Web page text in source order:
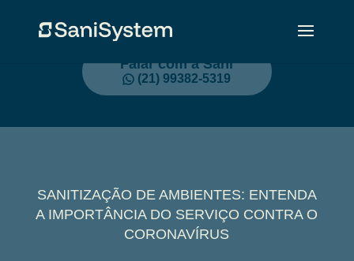
Falar com a Sani
(21) 99382-5319
SANITIZAÇÃO DE AMBIENTES: ENTENDA
A IMPORTÂNCIA DO SERVIÇO CONTRA O
CORONAVÍRUS